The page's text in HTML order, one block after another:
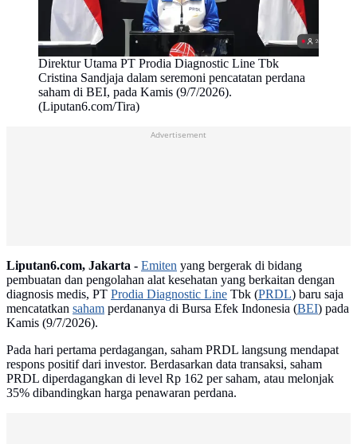
Direktur Utama PT Prodia Diagnostic Line Tbk
Cristina Sandjaja dalam seremoni pencatatan perdana
saham di BEI, pada Kamis (9/7/2026).
(Liputan6.com/Tira)
Advertisement
Liputan6.com, Jakarta - Emiten yang bergerak di bidang
pembuatan dan pengolahan alat kesehatan yang berkaitan dengan
diagnosis medis, PT Prodia Diagnostic Line Tbk (PRDL) baru saja
mencatatkan saham perdananya di Bursa Efek Indonesia (BEI) pada
Kamis (9/7/2026).
Pada hari pertama perdagangan, saham PRDL langsung mendapat
respons positif dari investor. Berdasarkan data transaksi, saham
PRDL diperdagangkan di level Rp 162 per saham, atau melonjak
35% dibandingkan harga penawaran perdana.